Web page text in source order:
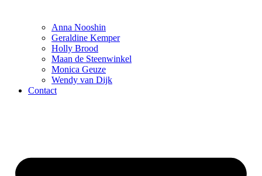
Anna Nooshin
Geraldine Kemper
Holly Brood
Maan de Steenwinkel
Monica Geuze
Wendy van Dijk
Contact